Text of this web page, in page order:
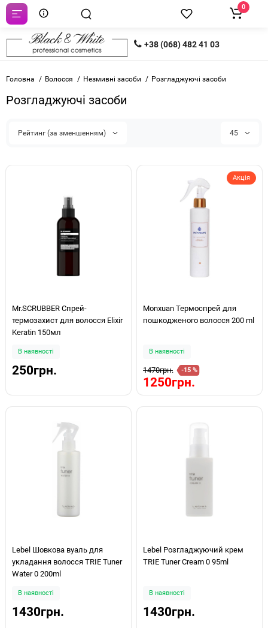
+38 (068) 482 41 03
0
Головна Волосся Незмивні засоби Розгладжуючі засоби
Розгладжуючі засоби
Рейтинг (за зменшенням) 45
Mr.SCRUBBER Спрей-
термозахист для волосся Elixir
Keratin 150мл
В наявності
250грн.
Акція
Monxuan Термоспрей для
пошкодженого волосся 200 ml
В наявності
1470грн. -15 %
1250грн.
Lebel Шовкова вуаль для
укладання волосся TRIE Tuner
Water 0 200ml
В наявності
1430грн.
Lebel Розгладжуючий крем
TRIE Tuner Cream 0 95ml
В наявності
1430грн.